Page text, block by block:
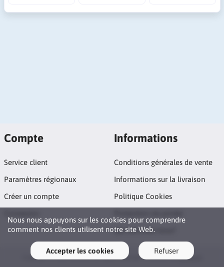
Nous nous appuyons sur les cookies pour comprendre
comment nos clients utilisent notre site Web.
Accepter les cookies Refuser
Compte
Service client
Paramètres régionaux
Créer un compte
Informations
Conditions générales de vente
Informations sur la livraison
Politique Cookies
Qui sommes nous?
Copyright © 2026 Goodies. All rights reserved · Powered by LiteCart®